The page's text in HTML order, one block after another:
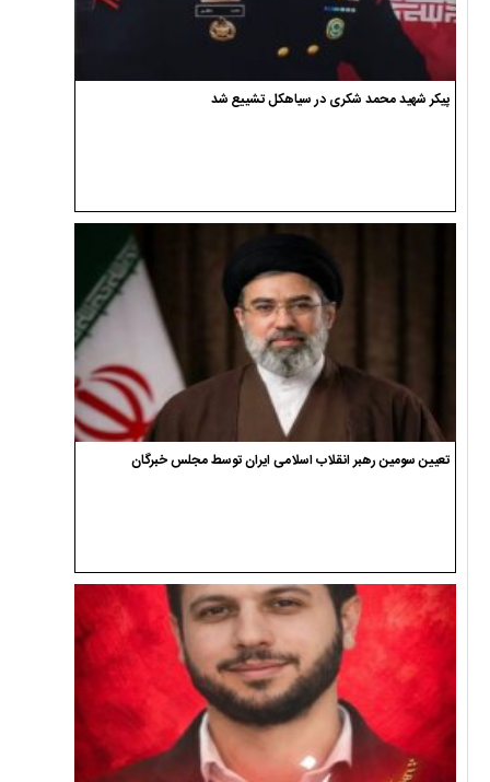
پیکر شهید محمد شکری در سیاهکل تشییع شد
تعیین سومین رهبر انقلاب اسلامی ایران توسط مجلس خبرگان